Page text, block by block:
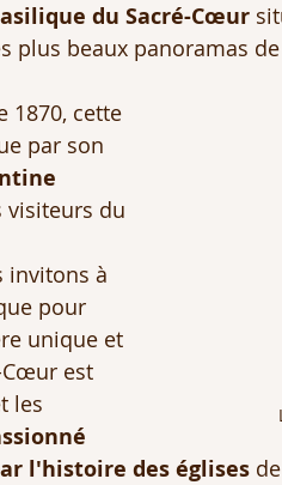
du Sacré-Cœur
plus beaux panoramas
1870, cette
par son
visiteurs du
invitons à
pour
unique et
est
les
l'histoire des églises